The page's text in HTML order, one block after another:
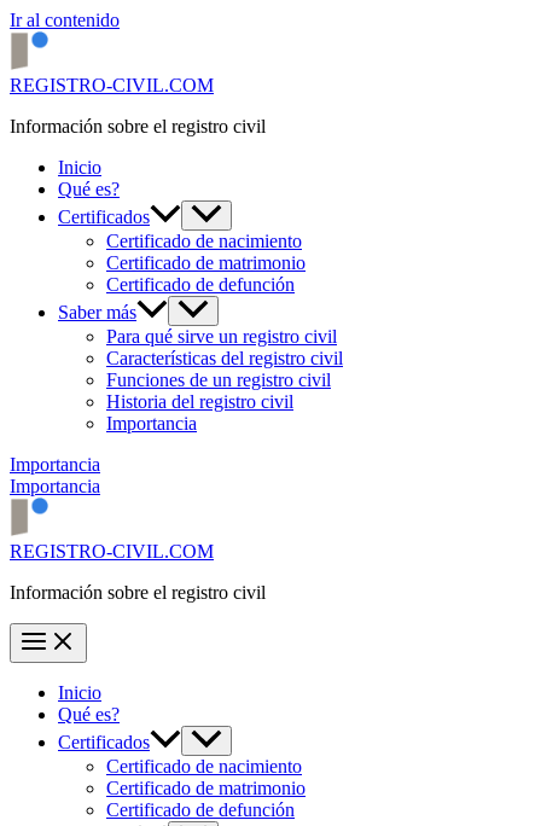
Ir al contenido
REGISTRO-CIVIL.COM
Información sobre el registro civil
Inicio
Qué es?
Certificados
Certificado de nacimiento
Certificado de matrimonio
Certificado de defunción
Saber más
Para qué sirve un registro civil
Características del registro civil
Funciones de un registro civil
Historia del registro civil
Importancia
Importancia
Importancia
REGISTRO-CIVIL.COM
Información sobre el registro civil
Inicio
Qué es?
Certificados
Certificado de nacimiento
Certificado de matrimonio
Certificado de defunción